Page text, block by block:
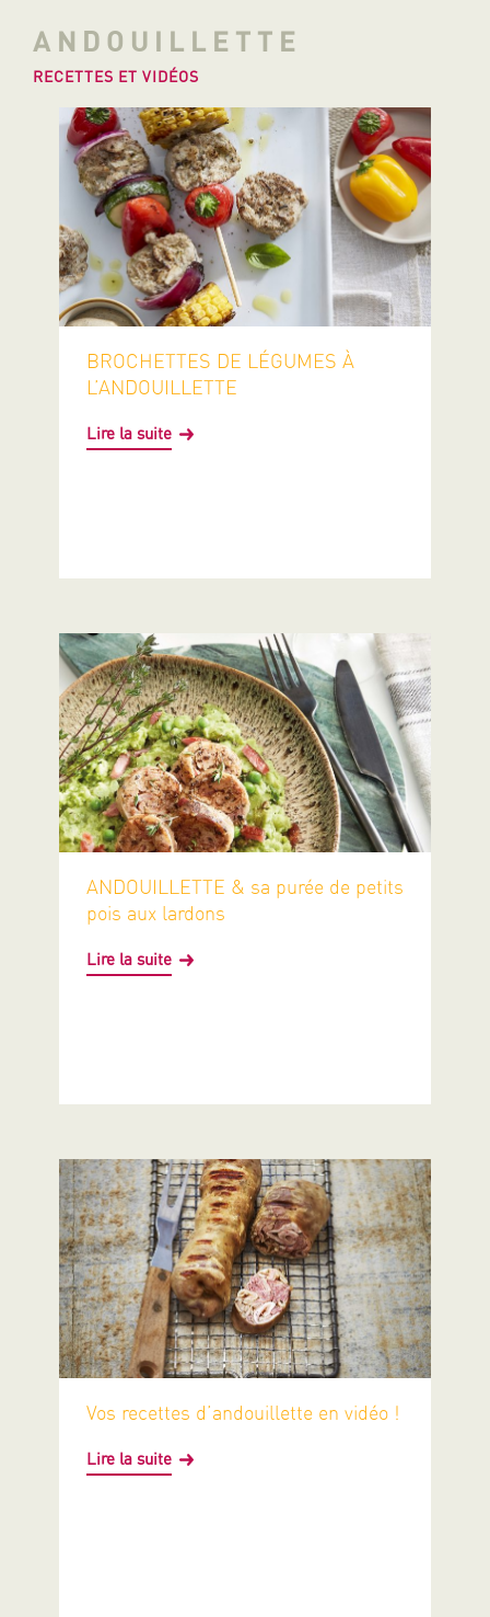
ANDOUILLETTE
RECETTES ET VIDÉOS
BROCHETTES DE LÉGUMES À
L’ANDOUILLETTE
Lire la suite
ANDOUILLETTE & sa purée de petits
pois aux lardons
Lire la suite
Vos recettes d’andouillette en vidéo !
Lire la suite